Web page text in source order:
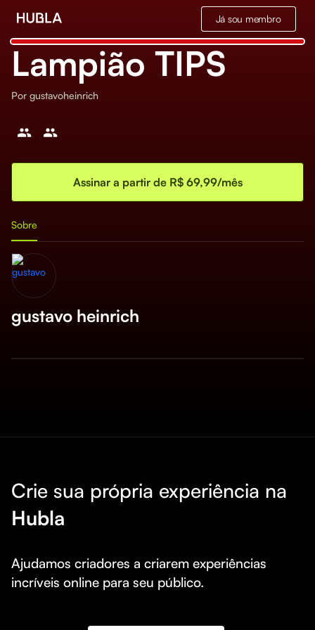
Já sou membro
Lampião TIPS
Por gustavoheinrich
Assinar a partir de R$ 69,99/mês
Sobre
gustavo heinrich
Crie sua própria experiência na
Hubla
Ajudamos criadores a criarem experiências
incríveis online para seu público.